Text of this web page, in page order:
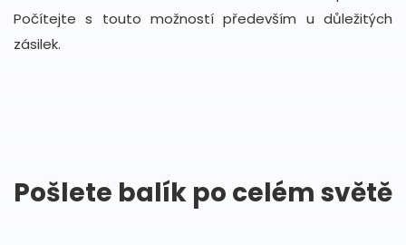
Počítejte s touto možností především u důležitých
zásilek.
Pošlete balík po celém světě